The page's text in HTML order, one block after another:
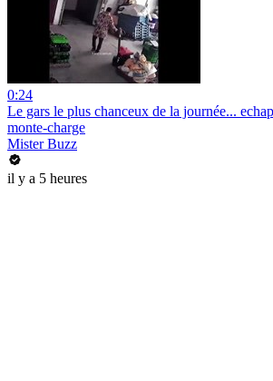
0:24
Le gars le plus chanceux de la journée...
monte-charge
Mister Buzz
il y a 5 heures